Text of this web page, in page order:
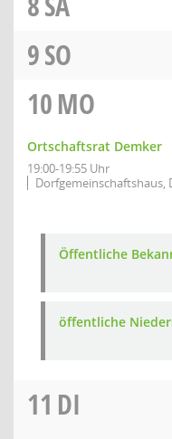
9SO
10MO
Ortschaftsrat Demker
19:00-19:55 Uhr
Dorfgemeinschaftshaus,
Öffentliche
öffentliche
11 DI